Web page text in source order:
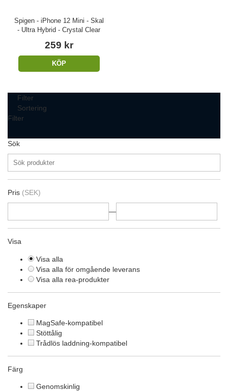
Spigen - iPhone 12 Mini - Skal
- Ultra Hybrid - Crystal Clear
259 kr
KÖP
Filter
Sortering
Filter
Sök
Pris (SEK)
—
Visa
Visa alla
Visa alla för omgående leverans
Visa alla rea-produkter
Egenskaper
MagSafe-kompatibel
Stöttålig
Trådlös laddning-kompatibel
Färg
Genomskinlig